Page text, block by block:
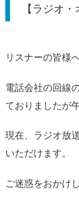
【ラジオ
リスナーの皆様
電話会社の回線
ておりましたが
現在、ラジオ放
いただけます。
ご迷惑をおかけ